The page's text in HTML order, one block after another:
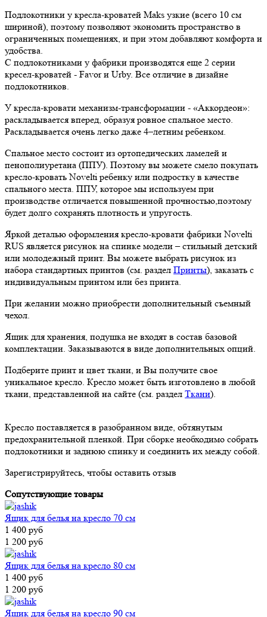
Подлокотники у кресла-кроватей Maks узкие (всего 10 см
шириной), поэтому позволяют экономить пространство в
ограниченных помещениях, и при этом добавляют комфорта и
удобства.
С подлокотниками у фабрики производятся еще 2 серии
кресел-кроватей - Favor и Urby. Все отличие в дизайне
подлокотников.
У кресла-кровати механизм-трансформации - «Аккордеон»:
раскладывается вперед, образуя ровное спальное место.
Раскладывается очень легко даже 4–летним ребенком.
Cпальное место состоит из ортопедических ламелей и
пенополиуретана (ППУ). Поэтому вы можете смело покупать
кресло-кровать Novelti ребенку или подростку в качестве
спального места. ППУ, которое мы используем при
производстве отличается повышенной прочностью,поэтому
будет долго сохранять плотность и упругость.
Яркой деталью оформления кресло-кровати фабрики Novelti
RUS является рисунок на спинке модели – стильный детский
или молодежный принт. Вы можете выбрать рисунок из
набора стандартных принтов (см. раздел Принты), заказать с
индивидуальным принтом или без принта.
При желании можно приобрести дополнительный съемный
чехол.
Ящик для хранения, подушка не входят в состав базовой
комплектации. Заказываются в виде дополнительных опций.
Подберите принт и цвет ткани, и Вы получите свое
уникальное кресло. Кресло может быть изготовлено в любой
ткани, представленной на сайте (см. раздел Ткани).
Кресло поставляется в разобранном виде, обтянутым
предохранительной пленкой. При сборке необходимо собрать
подлокотники и заднюю спинку и соединить их между собой.
Зарегистрируйтесь, чтобы оставить отзыв
Сопутствующие товары
Ящик для белья на кресло 70 см
1 400 руб
1 200 руб
Ящик для белья на кресло 80 см
1 400 руб
1 200 руб
Ящик для белья на кресло 90 см